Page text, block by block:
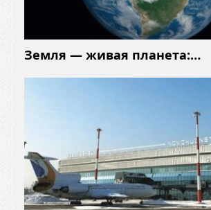
Земля — живая планета:…